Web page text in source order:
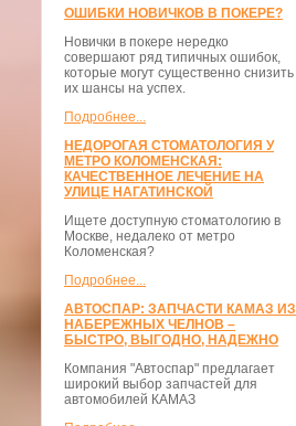
ОШИБКИ НОВИЧКОВ В ПОКЕРЕ?
Новички в покере нередко
совершают ряд типичных ошибок,
которые могут существенно снизить
их шансы на успех.
Подробнее...
НЕДОРОГАЯ СТОМАТОЛОГИЯ У
МЕТРО КОЛОМЕНСКАЯ:
КАЧЕСТВЕННОЕ ЛЕЧЕНИЕ НА
УЛИЦЕ НАГАТИНСКОЙ
Ищете доступную стоматологию в
Москве, недалеко от метро
Коломенская?
Подробнее...
АВТОСПАР: ЗАПЧАСТИ КАМАЗ ИЗ
НАБЕРЕЖНЫХ ЧЕЛНОВ –
БЫСТРО, ВЫГОДНО, НАДЕЖНО
Компания "Автоспар" предлагает
широкий выбор запчастей для
автомобилей КАМАЗ